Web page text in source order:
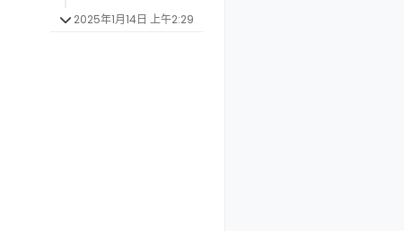
2025年1月14日 上午2:29